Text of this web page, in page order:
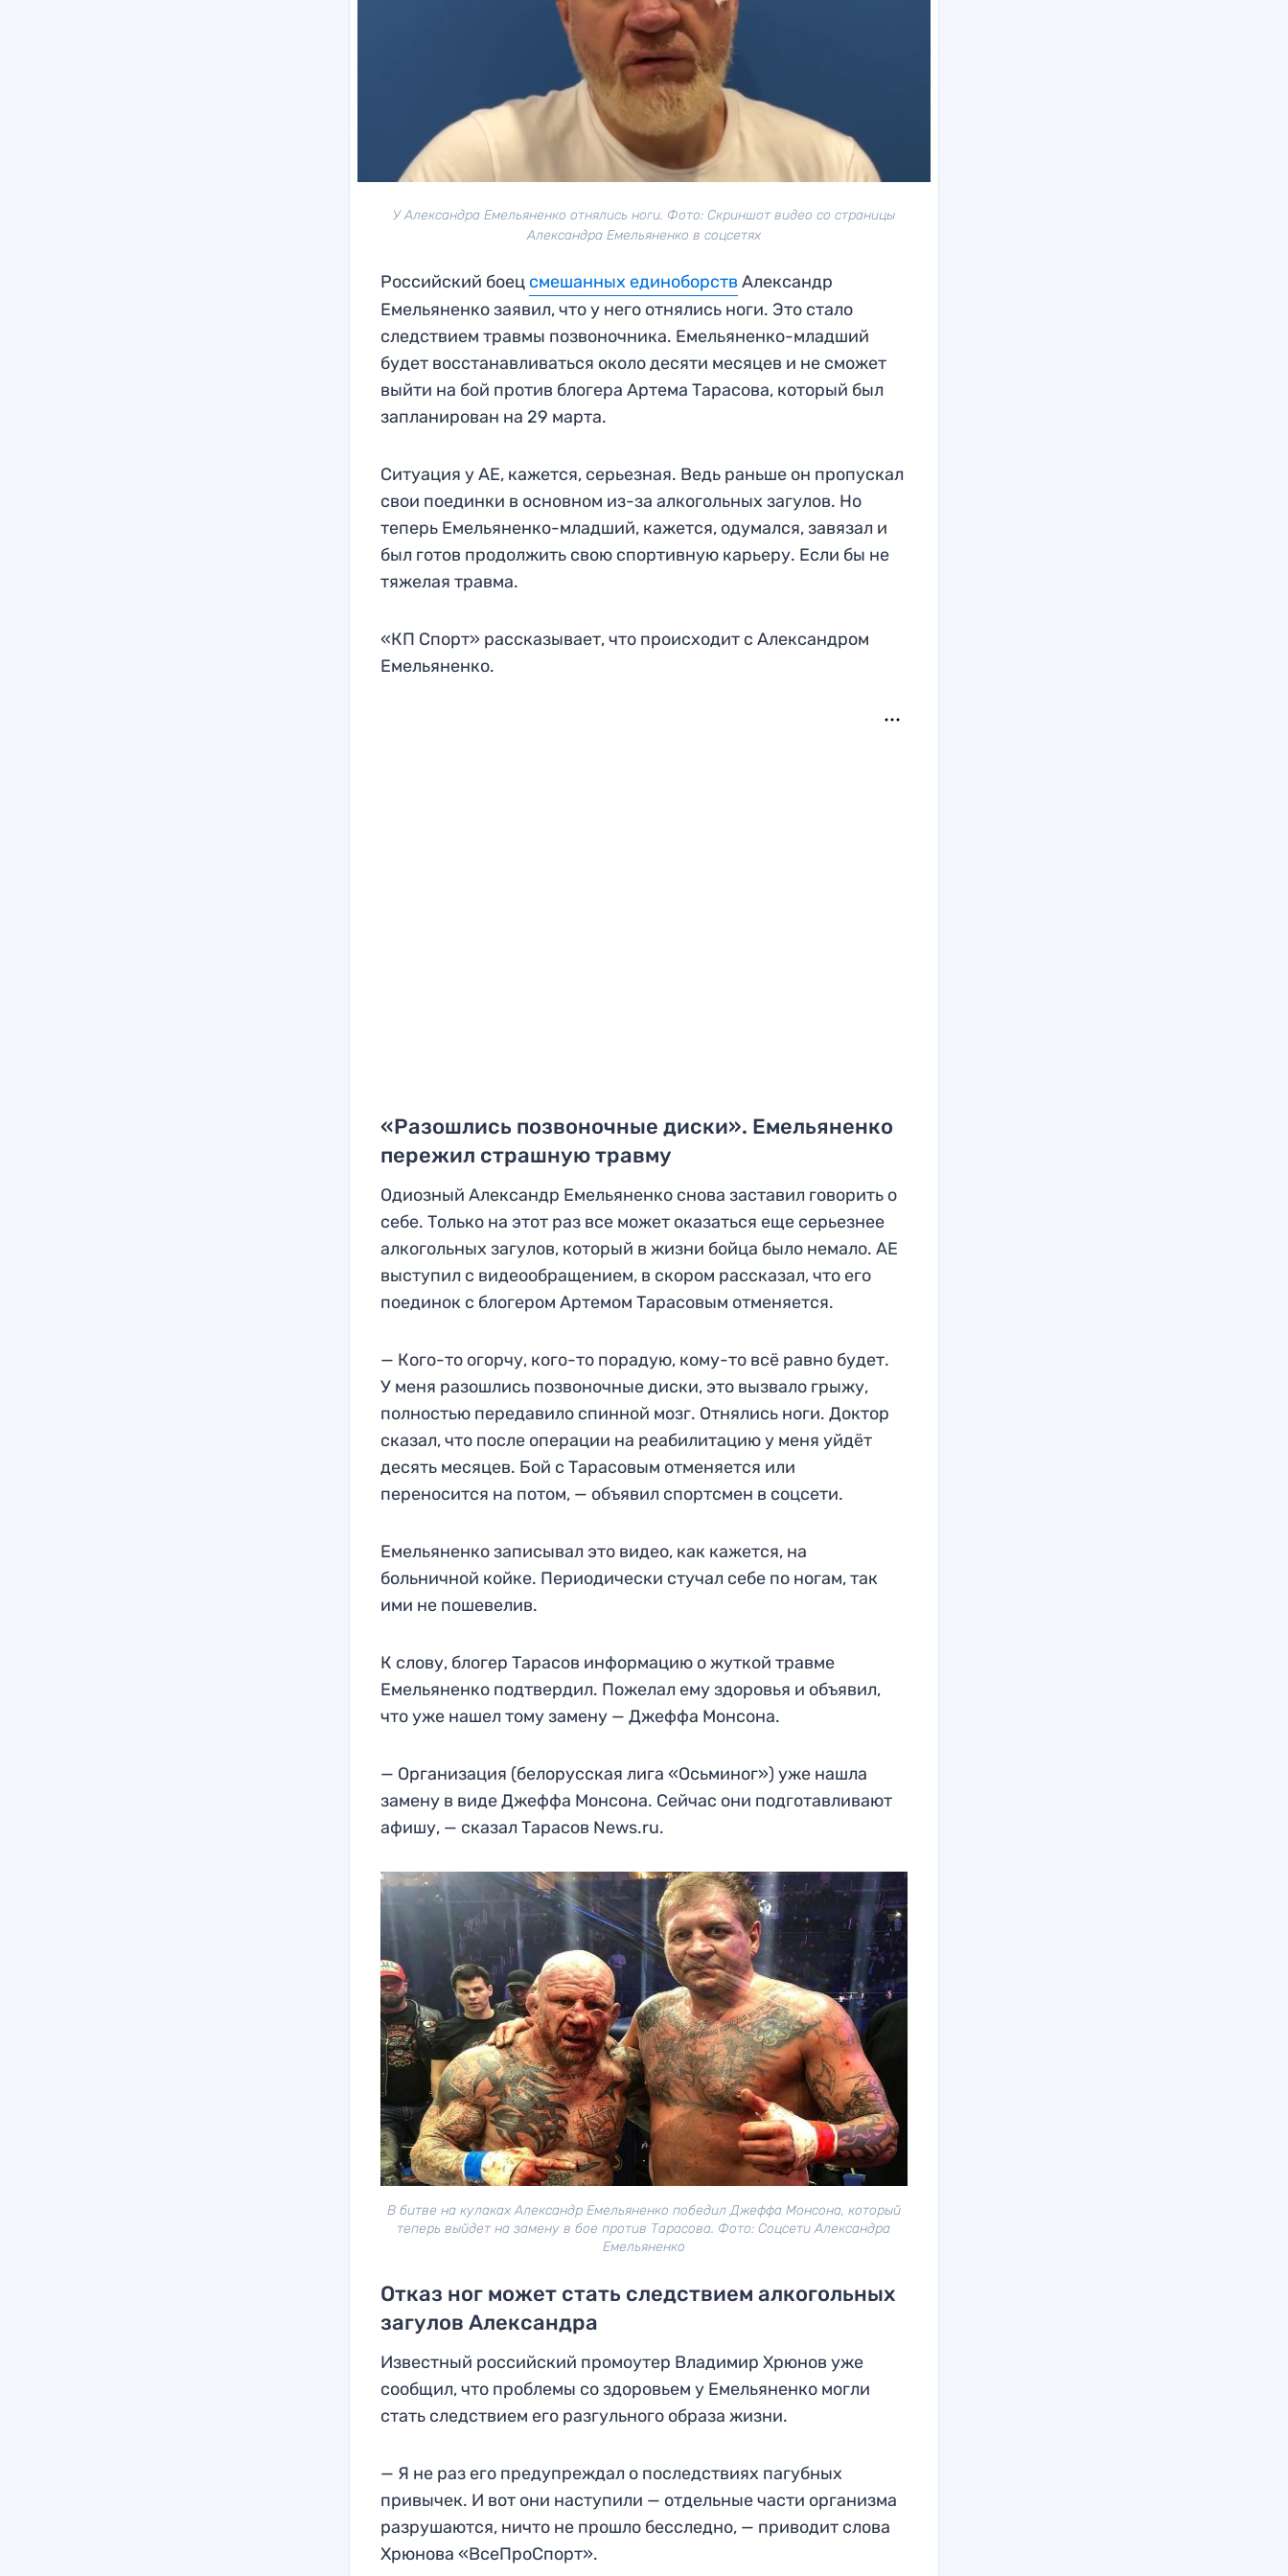
У Александра Емельяненко отнялись ноги. Фото: Скриншот видео со страницы
Александра Емельяненко в соцсетях
Российский боец смешанных единоборств Александр
Емельяненко заявил, что у него отнялись ноги. Это стало
следствием травмы позвоночника. Емельяненко-младший
будет восстанавливаться около десяти месяцев и не сможет
выйти на бой против блогера Артема Тарасова, который был
запланирован на 29 марта.
Ситуация у АЕ, кажется, серьезная. Ведь раньше он пропускал
свои поединки в основном из-за алкогольных загулов. Но
теперь Емельяненко-младший, кажется, одумался, завязал и
был готов продолжить свою спортивную карьеру. Если бы не
тяжелая травма.
«КП Спорт» рассказывает, что происходит с Александром
Емельяненко.
«Разошлись позвоночные диски». Емельяненко
пережил страшную травму
Одиозный Александр Емельяненко снова заставил говорить о
себе. Только на этот раз все может оказаться еще серьезнее
алкогольных загулов, который в жизни бойца было немало. АЕ
выступил с видеообращением, в скором рассказал, что его
поединок с блогером Артемом Тарасовым отменяется.
— Кого-то огорчу, кого-то порадую, кому-то всё равно будет.
У меня разошлись позвоночные диски, это вызвало грыжу,
полностью передавило спинной мозг. Отнялись ноги. Доктор
сказал, что после операции на реабилитацию у меня уйдёт
десять месяцев. Бой с Тарасовым отменяется или
переносится на потом, — объявил спортсмен в соцсети.
Емельяненко записывал это видео, как кажется, на
больничной койке. Периодически стучал себе по ногам, так
ими не пошевелив.
К слову, блогер Тарасов информацию о жуткой травме
Емельяненко подтвердил. Пожелал ему здоровья и объявил,
что уже нашел тому замену — Джеффа Монсона.
— Организация (белорусская лига «Осьминог») уже нашла
замену в виде Джеффа Монсона. Сейчас они подготавливают
афишу, — сказал Тарасов News.ru.
В битве на кулаках Александр Емельяненко победил Джеффа Монсона, который
теперь выйдет на замену в бое против Тарасова. Фото: Соцсети Александра
Емельяненко
Отказ ног может стать следствием алкогольных
загулов Александра
Известный российский промоутер Владимир Хрюнов уже
сообщил, что проблемы со здоровьем у Емельяненко могли
стать следствием его разгульного образа жизни.
— Я не раз его предупреждал о последствиях пагубных
привычек. И вот они наступили — отдельные части организма
разрушаются, ничто не прошло бесследно, — приводит слова
Хрюнова «ВсеПроСпорт».